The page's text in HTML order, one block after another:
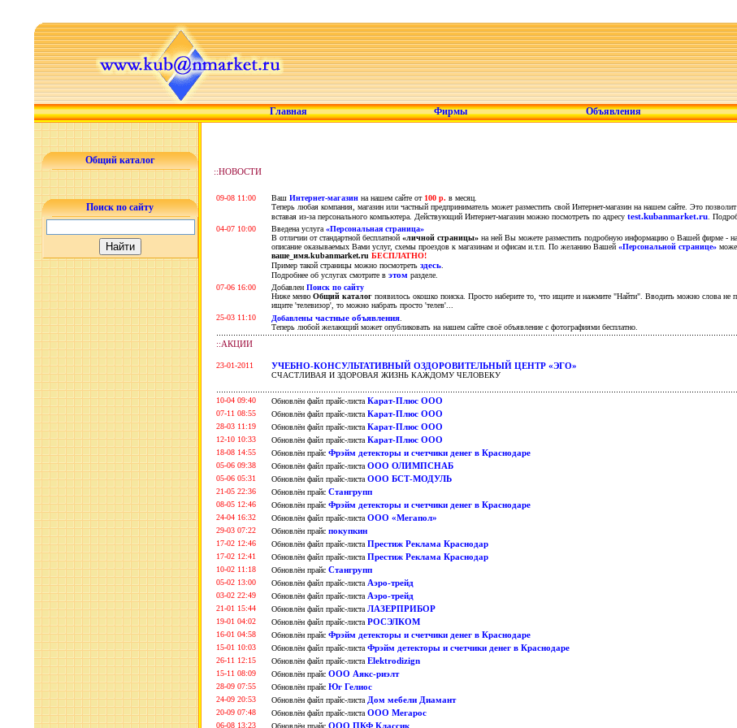
Главная Фирмы Объявления
Общий каталог
Поиск по сайту
::НОВОСТИ
09-08 11:00 Ваш Интернет-магазинна нашем сайте от 100 р. в месяц.
Теперь любая компания, магазин или частный предприниматель может разместить свой Интернет-магазин на нашем сайте. Это
вставая из-за персонального компьютера. Действующий Интернет-магазин можно посмотреть по адресу test.kubanmarket.ru.
04-07 10:00
Введена услуга «Персональная страница»
В отличии от стандартной бесплатной«личной страницы»на ней Вы можете разместить подробную информацию о Вашей фирме -
описание оказываемых Вами услуг, схемы проездов к магазинам и офисам и.т.п. По желанию Вашей «Персональной странице»
ваше_имя.kubanmarket.ru БЕСПЛАТНО!
Пример такой страницы можно посмотреть здесь.
Подробнее об услугах смотрите в этом разделе.
07-06 16:00
Добавлен Поиск по сайту
Ниже меню Общий каталогпоявилось окошко поиска. Просто наберите то, что ищите и нажмите "Найти". Вводить можно слова не
ищите 'телевизор', то можно набрать просто 'телев'...
25-03 11:10
Добавлены частные объявления.
Теперь любой желающий может опубликовать на нашем сайте своё объявление с фотографиями бесплатно.
::АКЦИИ
23-01-2011 УЧЕБНО-КОНСУЛЬТАТИВНЫЙ ОЗДОРОВИТЕЛЬНЫЙ ЦЕНТР «ЭГО»
СЧАСТЛИВАЯ И ЗДОРОВАЯ ЖИЗНЬ КАЖДОМУ ЧЕЛОВЕКУ
10-04 09:40 Обновлён файл прайс-листа Карат-Плюс ООО
07-11 08:55 Обновлён файл прайс-листа Карат-Плюс ООО
28-03 11:19 Обновлён файл прайс-листа Карат-Плюс ООО
12-10 10:33 Обновлён файл прайс-листа Карат-Плюс ООО
18-08 14:55 Обновлён прайс Фрэйм детекторы и счетчики денег в Краснодаре
05-06 09:38 Обновлён файл прайс-листа ООО ОЛИМПСНАБ
05-06 05:31 Обновлён файл прайс-листа ООО БСТ-МОДУЛЬ
21-05 22:36 Обновлён прайс Стангрупп
08-05 12:46 Обновлён прайс Фрэйм детекторы и счетчики денег в Краснодаре
24-04 16:32 Обновлён файл прайс-листа ООО «Мегапол»
29-03 07:22 Обновлён прайс покупкин
17-02 12:46 Обновлён файл прайс-листа Престиж Реклама Краснодар
17-02 12:41 Обновлён файл прайс-листа Престиж Реклама Краснодар
10-02 11:18 Обновлён прайс Стангрупп
05-02 13:00 Обновлён файл прайс-листа Аэро-трейд
03-02 22:49 Обновлён файл прайс-листа Аэро-трейд
21-01 15:44 Обновлён файл прайс-листа ЛАЗЕРПРИБОР
19-01 04:02 Обновлён файл прайс-листа РOСЭЛКОМ
16-01 04:58 Обновлён прайс Фрэйм детекторы и счетчики денег в Краснодаре
15-01 10:03 Обновлён файл прайс-листа Фрэйм детекторы и счетчики денег в Краснодаре
26-11 12:15 Обновлён файл прайс-листа Elektrodizign
15-11 08:09 Обновлён прайс ООО Аякс-риэлт
28-09 07:55 Обновлён прайс Юг Гелиос
24-09 20:53 Обновлён файл прайс-листа Дом мебели Диамант
20-09 07:48 Обновлён файл прайс-листа ООО Мегарос
06-08 13:23 Обновлён прайс ООО ПКФ Классик